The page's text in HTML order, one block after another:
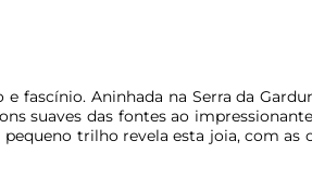
fascínio. Aninhada na Serra da
suaves das fontes ao
trilho revela esta joia, com as